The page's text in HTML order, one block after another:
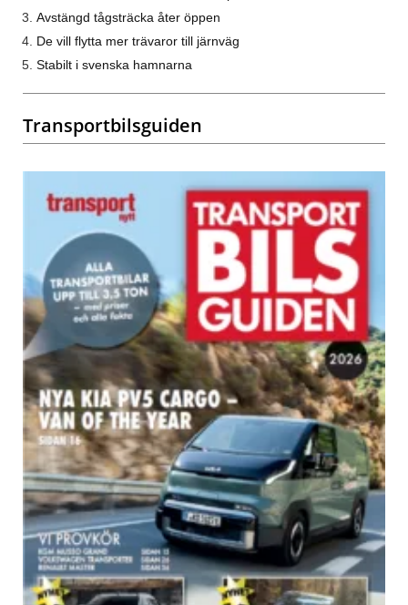
Avstängd tågsträcka åter öppen
De vill flytta mer trävaror till järnväg
Stabilt i svenska hamnarna
Transportbilsguiden